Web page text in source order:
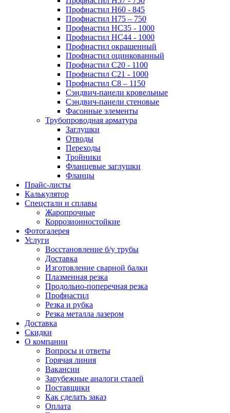
Профнастил Н60 - 845
Профнастил Н75 – 750
Профнастил НС35 - 1000
Профнастил НС44 - 1000
Профнастил окрашенный
Профнастил оцинкованный
Профнастил С20 - 1100
Профнастил С21 - 1000
Профнастил С8 – 1150
Сэндвич-панели кровельные
Сэндвич-панели стеновые
Фасонные элементы
Трубопроводная арматура
Заглушки
Отводы
Переходы
Тройники
Фланцевые заглушки
Фланцы
Прайс-листы
Калькулятор
Спецстали и сплавы
Жаропрочные
Коррозионностойкие
Фотогалерея
Услуги
Восстановление б/у трубы
Доставка
Изготовление сварной балки
Плазменная резка
Продольно-поперечная резка
Профнастил
Резка и рубка
Резка металла лазером
Доставка
Скидки
О компании
Вопросы и ответы
Горячая линия
Вакансии
Зарубежные аналоги сталей
Поставщики
Как сделать заказ
Оплата